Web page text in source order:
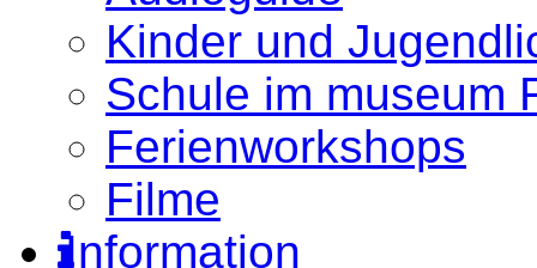
Kinder und
Schule im museum
Ferienworkshops
Filme
Information